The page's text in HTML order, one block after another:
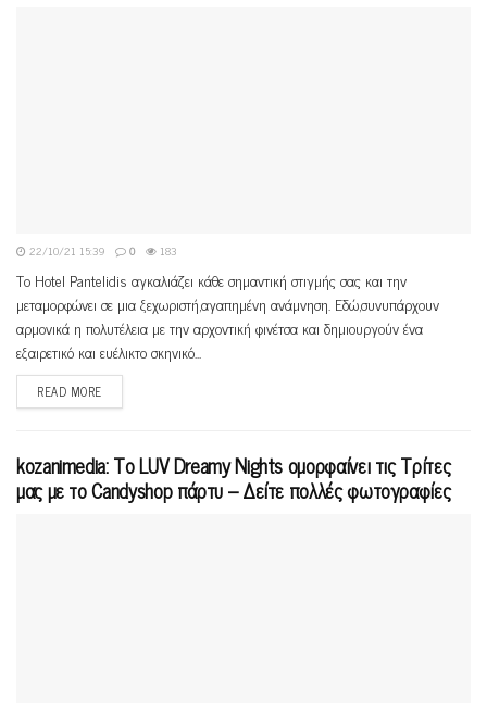
22/10/21 15:39 0 183
Το Hotel Pantelidis αγκαλιάζει κάθε σημαντική στιγμής σας και την
μεταμορφώνει σε μια ξεχωριστή,αγαπημένη ανάμνηση. Εδώ,συνυπάρχουν
αρμονικά η πολυτέλεια με την αρχοντική φινέτσα και δημιουργούν ένα
εξαιρετικό και ευέλικτο σκηνικό...
READ MORE
kozanimedia: Το LUV Dreamy Nights ομορφαίνει τις Τρίτες
μας με το Candyshop πάρτυ – Δείτε πολλές φωτογραφίες